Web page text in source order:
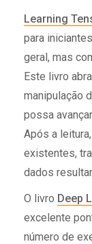
Learning
para
geral, mas
Este livro
manipulação
possa
Após a
existentes,
dados
O livro Deep
excelente
número de